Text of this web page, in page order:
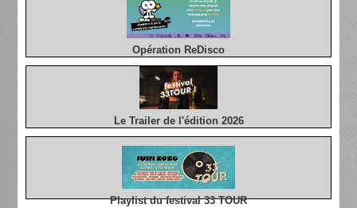
Opération ReDisco
Le Trailer de l'édition 2026
Playlist du festival 33 TOUR